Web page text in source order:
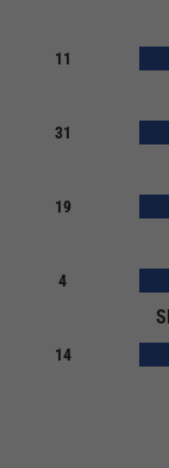
11
31
19
4
14